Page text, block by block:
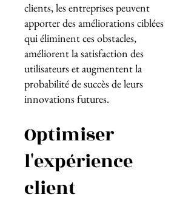
clients, les entreprises peuvent
apporter des améliorations ciblées
qui éliminent ces obstacles,
améliorent la satisfaction des
utilisateurs et augmentent la
probabilité de succès de leurs
innovations futures.
Optimiser
l'expérience
client